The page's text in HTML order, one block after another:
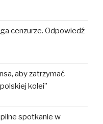
cenzurze. Odpowiedź
aby zatrzymać
kolei”
spotkanie w